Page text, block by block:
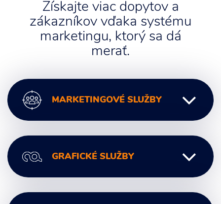
Získajte viac dopytov a
zákazníkov vďaka systému
marketingu, ktorý sa dá
merať.
MARKETINGOVÉ SLUŽBY
Digitálny marketing
Marketingové poradenstvo
Marketingová komunikácia
Marketingové analýzy
GRAFICKÉ SLUŽBY
Grafický Dizajn